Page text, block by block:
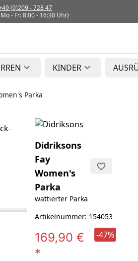
(0)209 - 728 47
- Fr: 8:00 - 16:30 Uhr)
KINDER
Parka
Didriksons
Fay
Women's
Parka
wattierter Parka
Artikelnummer: 154053
169,90 €
*
-47%